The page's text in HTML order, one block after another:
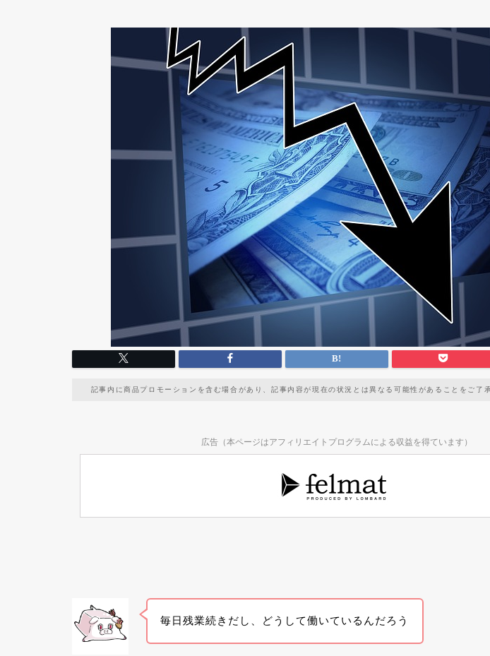
記事内に商品プロモーションを含む場合があり、記事内容が現在の状況とは異なる可能性があることをご了
広告（本ページはアフィリエイトプログラムによる収益を得ています）
毎日残業続きだし、どうして働いているんだろう